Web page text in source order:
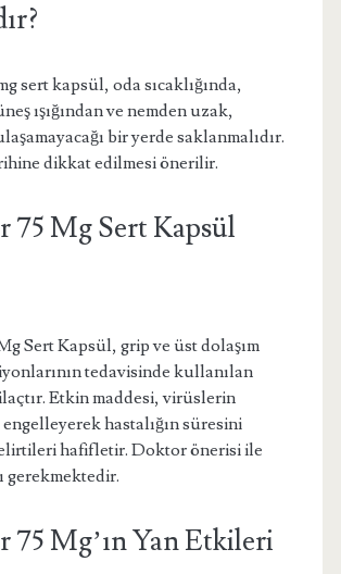
sert kapsül, oda sıcaklığında,
ışığından ve nemden uzak,
bir yerde saklanmalıdır.
dikkat edilmesi önerilir.
Mg Sert Kapsül
Sert Kapsül, grip ve üst dolaşım
tedavisinde kullanılan
Etkin maddesi, virüslerin
engelleyerek hastalığın süresini
hafifletir. Doktor önerisi ile
gerekmektedir.
Mg’ın Yan Etkileri